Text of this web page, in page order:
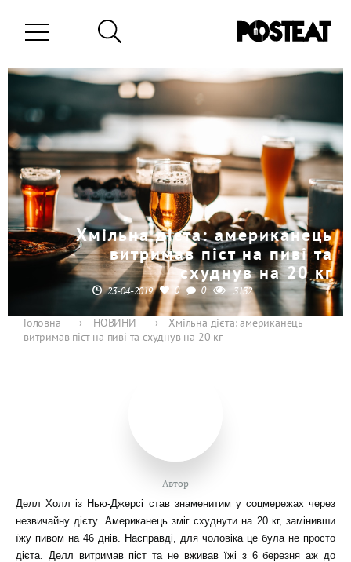
Хмільна дієта: американець
витримав піст на пиві та
схуднув на 20 кг
23-04-2019 0 0 3132
Головна › НОВИНИ ›
Хмільна дієта: американець
витримав піст на пиві та схуднув на 20 кг
Автор
Делл Холл із Нью-Джерсі став знаменитим у соцмережах через
незвичайну дієту. Американець зміг схуднути на 20 кг, замінивши
їжу пивом на 46 днів. Насправді, для чоловіка це була не просто
дієта. Делл витримав піст та не вживав їжі з 6 березня аж до